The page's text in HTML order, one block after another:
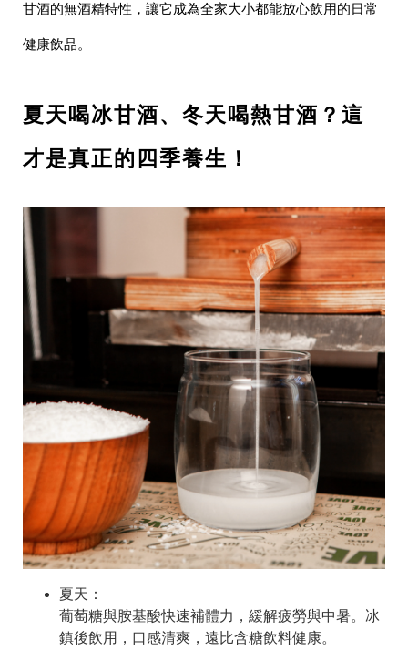
甘酒的無酒精特性，讓它成為全家大小都能放心飲用的日常
健康飲品。
夏天喝冰甘酒、冬天喝熱甘酒？這
才是真正的四季養生！
夏天：
葡萄糖與胺基酸快速補體力，緩解疲勞與中暑。冰
鎮後飲用，口感清爽，遠比含糖飲料健康。